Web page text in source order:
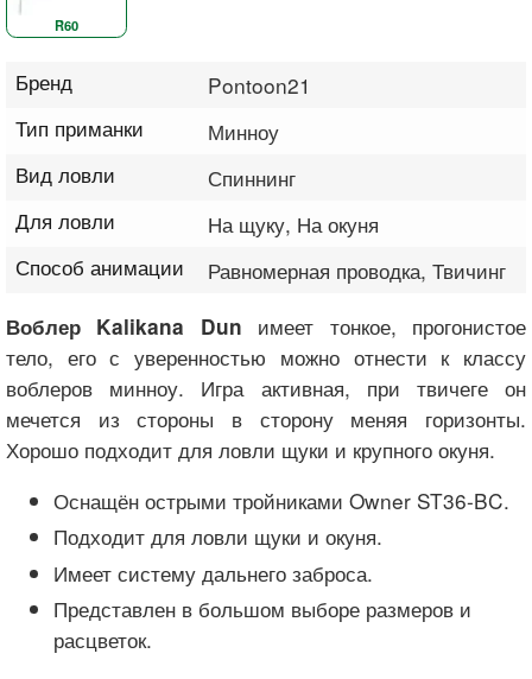
R60
Бренд
Pontoon21
Тип приманки
Минноу
Вид ловли
Спиннинг
Для ловли
На щуку, На окуня
Способ анимации
Равномерная проводка, Твичинг
Воблер Kalikana Dun имеет тонкое, прогонистое
тело, его с уверенностью можно отнести к классу
воблеров минноу. Игра активная, при твичеге он
мечется из стороны в сторону меняя горизонты.
Хорошо подходит для ловли щуки и крупного окуня.
Оснащён острыми тройниками Owner ST36-BC.
Подходит для ловли щуки и окуня.
Имеет систему дальнего заброса.
Представлен в большом выборе размеров и
расцветок.